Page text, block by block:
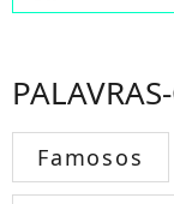
Famosos